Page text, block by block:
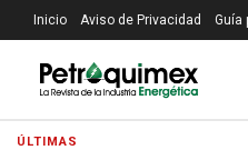
ÚLTIMAS
Inicio Aviso de Privacidad Guía